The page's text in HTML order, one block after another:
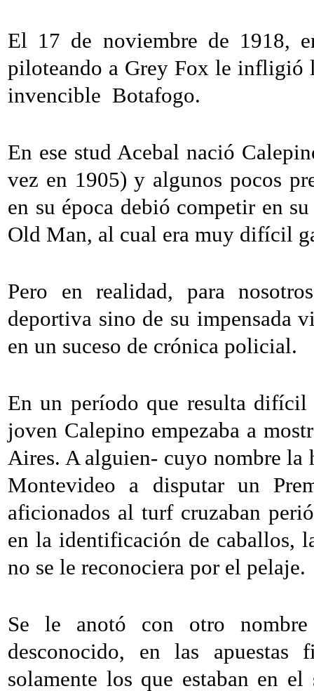
El 17 de noviembre de 1918,
piloteando a Grey Fox le infligió
invencible Botafogo.
En ese stud Acebal nació
vez en 1905) y algunos pocos
en su época debió competir en
Old Man, al cual era muy difícil
Pero en realidad, para
deportiva sino de su impensada
en un suceso de crónica policial.
En un período que resulta difícil
joven Calepino empezaba a
Aires. A alguien- cuyo nombre la
Montevideo a disputar un
aficionados al turf cruzaban
en la identificación de caballos,
no se le reconociera por el pelaje.
Se le anotó con otro
desconocido, en las
solamente los que estaban en